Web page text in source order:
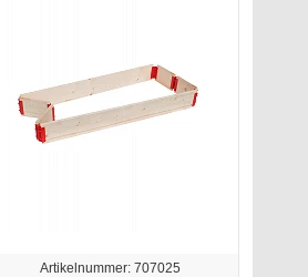
Artikelnummer: 707025